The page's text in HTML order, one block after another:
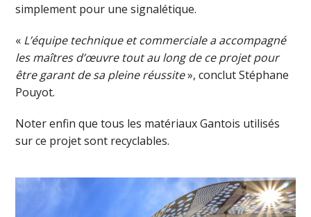
simplement pour une signalétique.
« L’équipe technique et commerciale a accompagné
les maîtres d’œuvre tout au long de ce projet pour
être garant de sa pleine réussite», conclut Stéphane
Pouyot.
Noter enfin que tous les matériaux Gantois utilisés
sur ce projet sont recyclables.